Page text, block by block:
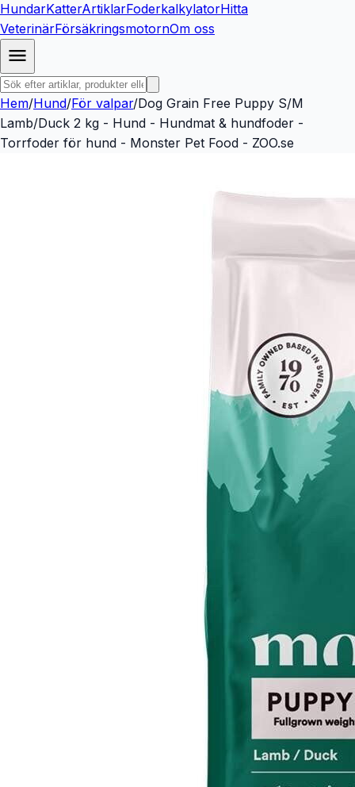
HundarKatterArtiklarFoderkalkylatorHitta
VeterinärFörsäkringsmotornOm oss
Hem/Hund/För valpar/Dog Grain Free Puppy S/M
Lamb/Duck 2 kg - Hund - Hundmat & hundfoder -
Torrfoder för hund - Monster Pet Food - ZOO.se